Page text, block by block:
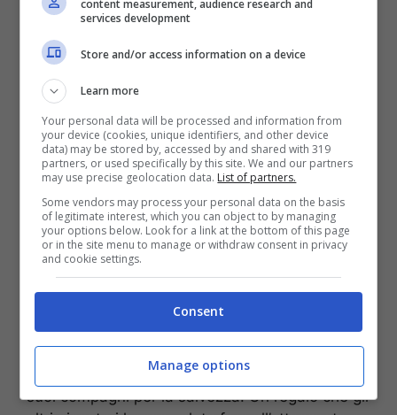
del primo tempo.Uno scontro testa contro
testa
terribile. Sono stati vissuti momenti di terrore in
campo soprattutto per il figlio d’arte.
L’attaccante, tra le altre ex Milan, è uscito dal
campo in barella e il timore per le sue condizioni
era alto visto che non si hanno avuto particolari
notizie.
Fortunatamente poi si è potuto tirare un grande
sospiro di sollievo. L’esito della TAC è stato
negativo e il giocatore è sempre rimasto molto
visto che c’era tensione per le
condizioni diComidopo questo scontro.
Fortunatamente il tutto si è concluso nei migliori
ha potuto esultare insieme ai
suoi compagni per la salvezza. Un regalo che gli
content measurement, audience research and
services development
Store and/or access information on a device
Learn more
Your personal data will be processed and information from
your device (cookies, unique identifiers, and other device
data) may be stored by, accessed by and shared with 319
partners, or used specifically by this site. We and our partners
may use precise geolocation data. List of partners.
Some vendors may process your personal data on the basis
of legitimate interest, which you can object to by managing
your options below. Look for a link at the bottom of this page
or in the site menu to manage or withdraw consent in privacy
and cookie settings.
Consent
Manage options